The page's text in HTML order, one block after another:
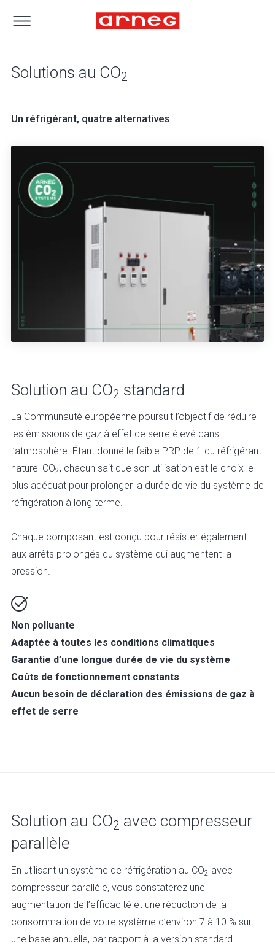
Solutions au CO2
Un réfrigérant, quatre alternatives
Solution au CO2 standard
La Communauté européenne poursuit l’objectif de réduire
les émissions de gaz à effet de serre élevé dans
l’atmosphère. Étant donné le faible PRP de 1 du réfrigérant
naturel CO2, chacun sait que son utilisation est le choix le
plus adéquat pour prolonger la durée de vie du système de
réfrigération à long terme.
Chaque composant est conçu pour résister également
aux arrêts prolongés du système qui augmentent la
pression.
Non polluante
Adaptée à toutes les conditions climatiques
Garantie d’une longue durée de vie du système
Coûts de fonctionnement constants
Aucun besoin de déclaration des émissions de gaz à
effet de serre
Solution au CO2 avec compresseur
parallèle
En utilisant un système de réfrigération au CO2 avec
compresseur parallèle, vous constaterez une
augmentation de l’efficacité et une réduction de la
consommation de votre système d’environ 7 à 10 % sur
une base annuelle, par rapport à la version standard.